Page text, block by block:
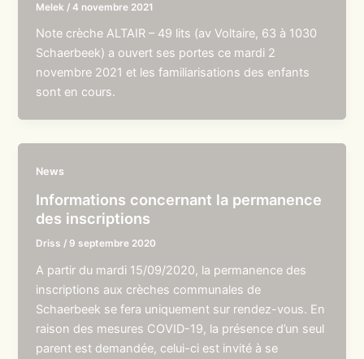
Melek /4 novembre 2021
Note crèche ALTAIR – 49 lits (av Voltaire, 63 à 1030
Schaerbeek) a ouvert ses portes ce mardi 2
novembre 2021 et les familiarisations des enfants
sont en cours.
News
Informations concernant la permanence
des inscriptions
Driss / 9 septembre 2020
A partir du mardi 15/09/2020, la permanence des
inscriptions aux crèches communales de
Schaerbeek se fera uniquement sur rendez-vous. En
raison des mesures COVID-19, la présence d’un seul
parent est demandée, celui-ci est invité à se